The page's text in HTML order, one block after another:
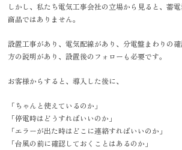
しかし、私たち電気工事会社の立場から見ると、蓄
商品ではありません。
設置工事があり、電気配線があり、分電盤まわりの
方の説明があり、設置後のフォローも必要です。
お客様からすると、導入した後に、
「ちゃんと使えているのか」
「停電時はどうすればいいのか」
「エラーが出た時はどこに連絡すればいいのか」
「台風の前に確認しておくことはあるのか」